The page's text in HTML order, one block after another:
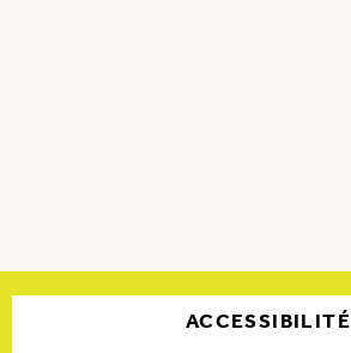
ACCESSIBILITÉ